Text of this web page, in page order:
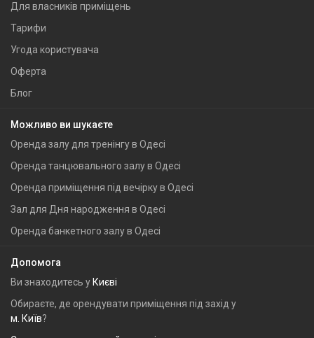
Для власників приміщень
Тарифи
Угода користувача
Оферта
Блог
Можливо ви шукаєте
Оренда залу для тренінгу в Одесі
Оренда танцювального залу в Одесі
Оренда приміщення під вечірку в Одесі
Зал для Дня народження в Одесі
Оренда банкетного залу в Одесі
Допомога
Ви знаходитесь у Києві
Обираєте, де орендувати приміщення під захід у
м. Київ?